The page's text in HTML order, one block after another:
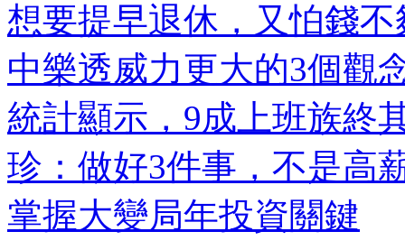
想要提早退休，又怕錢
中樂透威力更大的3個觀
統計顯示，9成上班族終
珍：做好3件事，不是高
掌握大變局年投資關鍵